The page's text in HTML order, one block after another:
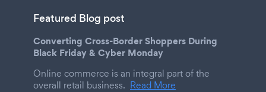
Featured Blog post
Converting Cross-Border Shoppers During
Black Friday & Cyber Monday
Online commerce is an integral part of the
overall retail business. Read More